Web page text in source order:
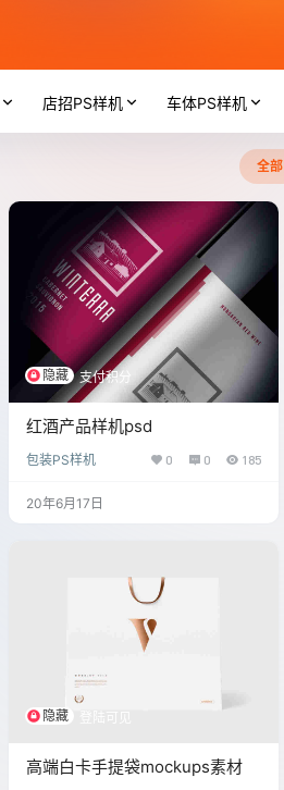
店招PS样机 车体PS样机
全部
隐藏 支付积分
红酒产品样机psd
包装PS样机 0 0 185
20年6月17日
隐藏
高端白卡手提袋mockups素材